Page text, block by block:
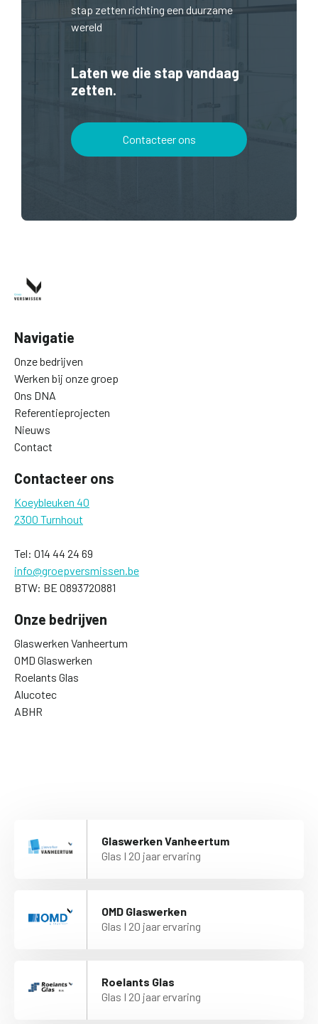
stap zetten richting een duurzame
wereld
Laten we die stap vandaag
zetten.
Contacteer ons
Navigatie
Onze bedrijven
Werken bij onze groep
Ons DNA
Referentieprojecten
Nieuws
Contact
Contacteer ons
Koeybleuken 40
2300 Turnhout
Tel: 014 44 24 69
info@groepversmissen.be
BTW: BE 0893720881
Onze bedrijven
Glaswerken Vanheertum
OMD Glaswerken
Roelants Glas
Alucotec
ABHR
Glaswerken Vanheertum
Glas I 20 jaar ervaring
OMD Glaswerken
Glas I 20 jaar ervaring
Roelants Glas
Glas I 20 jaar ervaring